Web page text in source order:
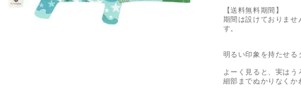
【送料無料期間】
期間は設けておりませ
す。
明るい印象を持たせる
よーく見ると、実はう
細部までぬかりなくか